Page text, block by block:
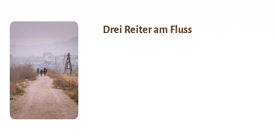
Drei Reiter am Fluss